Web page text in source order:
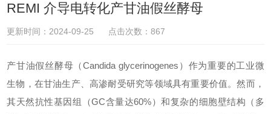
REMI 介导电转化产甘油假丝酵母
更新时间：2024-09-25 点击次数：867
产甘油假丝酵母（Candida glycerinogenes ）作为重要的工业微
生物，在甘油生产、高渗耐受研究等领域具有重要价值。然而，
其天然抗性基因组（GC含量达60%）和复杂的细胞壁结构（多